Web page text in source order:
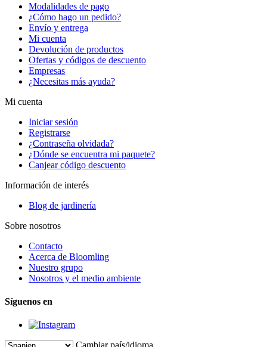
Modalidades de pago
¿Cómo hago un pedido?
Envío y entrega
Mi cuenta
Devolución de productos
Ofertas y códigos de descuento
Empresas
¿Necesitas más ayuda?
Mi cuenta
Iniciar sesión
Registrarse
¿Contraseña olvidada?
¿Dónde se encuentra mi paquete?
Canjear código descuento
Información de interés
Blog de jardinería
Sobre nosotros
Contacto
Acerca de Bloomling
Nuestro grupo
Nosotros y el medio ambiente
Síguenos en